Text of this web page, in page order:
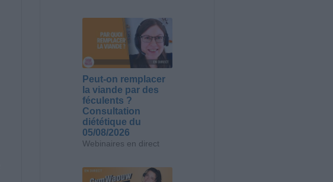
Peut-on remplacer
la viande par des
féculents ?
Consultation
diététique du
05/08/2026
Webinaires en direct